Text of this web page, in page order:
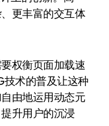
更丰富的交互体
权衡页面加载速
技术的普及让这种
由地运用动态元
升用户的沉浸